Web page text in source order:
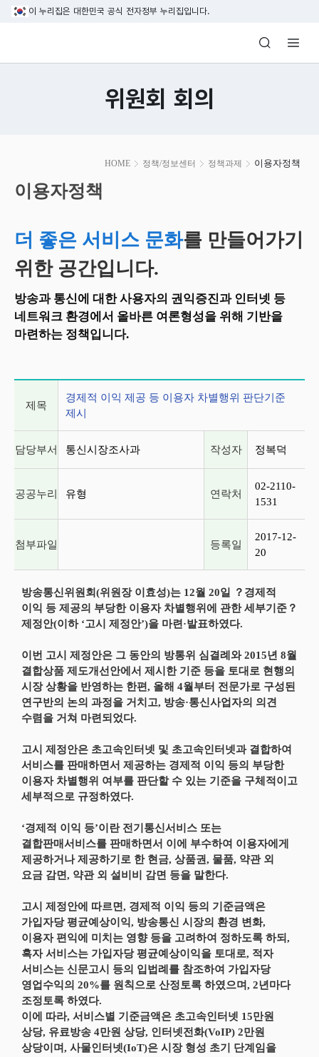
본문 바로가기
이 누리집은 대한민국 공식 전자정부 누리집입니다.
방송미디어통신위원회 Korea Media
위원회 회의
HOME 정책/정보센터 정책과제 이용자정책
시
이용자정책
더 좋은 서비스 문화를 만들어가기
위한 공간입니다.
방송과 통신에 대한 사용자의 권익증진과 인터넷 등
네트워크 환경에서 올바른 여론형성을 위해 기반을
마련하는 정책입니다.
제목
경제적 이익 제공 등 이용자 차별행위 판단기준
제시
담당부서 통신시장조사과 작성자 정복덕
공공누리 유형 연락처
02-2110-
1531
첨부파일 등록일
2017-12-
20
방송통신위원회(위원장 이효성)는 12월 20일 ？경제적
이익 등 제공의 부당한 이용자 차별행위에 관한 세부기준？
제정안(이하 ‘고시 제정안’)을 마련·발표하였다.
이번 고시 제정안은 그 동안의 방통위 심결례와 2015년 8월
결합상품 제도개선안에서 제시한 기준 등을 토대로 현행의
시장 상황을 반영하는 한편, 올해 4월부터 전문가로 구성된
연구반의 논의 과정을 거치고, 방송·통신사업자의 의견
수렴을 거쳐 마련되었다.
고시 제정안은 초고속인터넷 및 초고속인터넷과 결합하여
서비스를 판매하면서 제공하는 경제적 이익 등의 부당한
이용자 차별행위 여부를 판단할 수 있는 기준을 구체적이고
세부적으로 규정하였다.
‘경제적 이익 등’이란 전기통신서비스 또는
결합판매서비스를 판매하면서 이에 부수하여 이용자에게
제공하거나 제공하기로 한 현금, 상품권, 물품, 약관 외
요금 감면, 약관 외 설비비 감면 등을 말한다.
고시 제정안에 따르면, 경제적 이익 등의 기준금액은
가입자당 평균예상이익, 방송통신 시장의 환경 변화,
이용자 편익에 미치는 영향 등을 고려하여 정하도록 하되,
흑자 서비스는 가입자당 평균예상이익을 토대로, 적자
서비스는 신문고시 등의 입법례를 참조하여 가입자당
영업수익의 20%를 원칙으로 산정토록 하였으며, 2년마다
조정토록 하였다.
이에 따라, 서비스별 기준금액은 초고속인터넷 15만원
상당, 유료방송 4만원 상당, 인터넷전화(VoIP) 2만원
상당이며, 사물인터넷(IoT)은 시장 형성 초기 단계임을